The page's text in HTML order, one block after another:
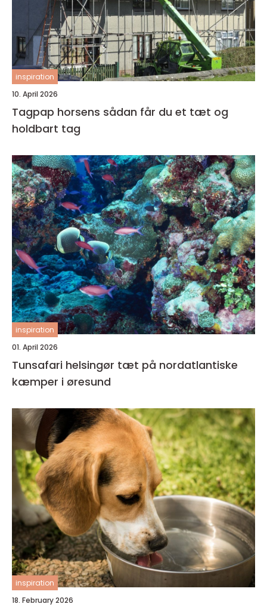
inspiration
10. April 2026
Tagpap horsens sådan får du et tæt og
holdbart tag
inspiration
01. April 2026
Tunsafari helsingør tæt på nordatlantiske
kæmper i øresund
inspiration
18. February 2026